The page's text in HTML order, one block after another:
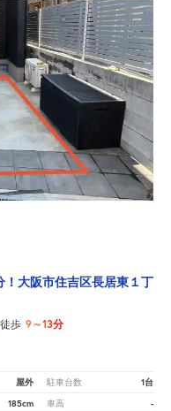
大阪市住吉区長居東１丁
徒歩 9～13分
屋外 駐車台数 1台
185cm 車高 -